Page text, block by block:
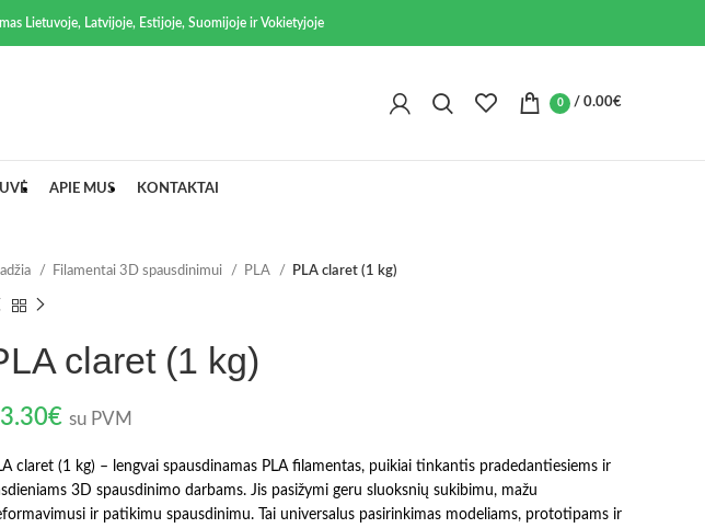
Lietuvoje, Latvijoje, Estijoje, Suomijoje ir Vokietyjoje
0 / 0.00€
APIE MUS KONTAKTAI
Filamentai 3D spausdinimui PLA PLA claret (1 kg)
claret (1 kg)
€ su PVM
claret (1 kg) – lengvai spausdinamas PLA filamentas, puikiai tinkantis pradedantiesiems ir
3D spausdinimo darbams. Jis pasižymi geru sluoksnių sukibimu, mažu
ir patikimu spausdinimu. Tai universalus pasirinkimas modeliams, prototipams ir